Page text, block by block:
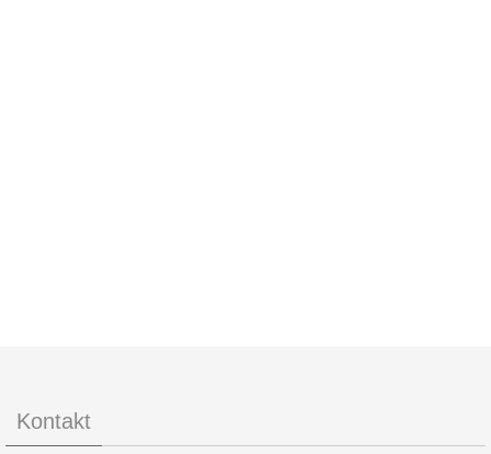
Kontakt